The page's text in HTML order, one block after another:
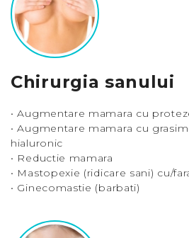
Chirurgia sanului
• Augmentare mamara cu
• Augmentare mamara cu
hialuronic
• Reductie mamara
• Mastopexie (ridicare sani) cu/
• Ginecomastie (barbati)